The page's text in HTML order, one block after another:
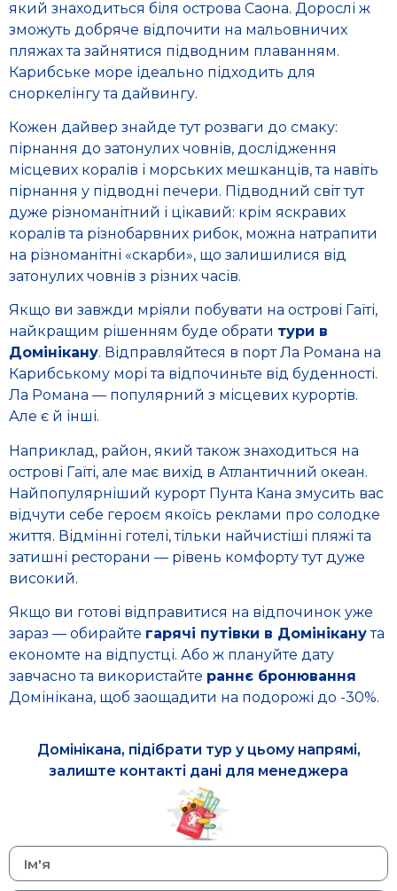
який знаходиться біля острова Саона. Дорослі ж
зможуть добряче відпочити на мальовничих
пляжах та зайнятися підводним плаванням.
Карибське море ідеально підходить для
сноркелінгу та дайвингу.
Кожен дайвер знайде тут розваги до смаку:
пірнання до затонулих човнів, дослідження
місцевих коралів і морських мешканців, та навіть
пірнання у підводні печери. Підводний світ тут
дуже різноманітний і цікавий: крім яскравих
коралів та різнобарвних рибок, можна натрапити
на різноманітні «скарби», що залишилися від
затонулих човнів з різних часів.
Якщо ви завжди мріяли побувати на острові Гаїті,
найкращим рішенням буде обрати тури в
Домінікану. Відправляйтеся в порт Ла Романа на
Карибському морі та відпочиньте від буденності.
Ла Романа — популярний з місцевих курортів.
Але є й інші.
Наприклад, район, який також знаходиться на
острові Гаїті, але має вихід в Атлантичний океан.
Найпопулярніший курорт Пунта Кана змусить вас
відчути себе героєм якоїсь реклами про солодке
життя. Відмінні готелі, тільки найчистіші пляжі та
затишні ресторани — рівень комфорту тут дуже
високий.
Якщо ви готові відправитися на відпочинок уже
зараз — обирайте гарячі путівки в Домініканута
економте на відпустці. Або ж плануйте дату
завчасно та використайте раннє бронювання
Домінікана, щоб заощадити на подорожі до -30%.
Домінікана, підібрати тур у цьому напрямі,
залиште контакті дані для менеджера